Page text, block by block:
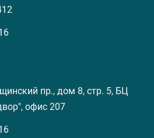
пр., дом 8, стр. 5, БЦ
офис 207